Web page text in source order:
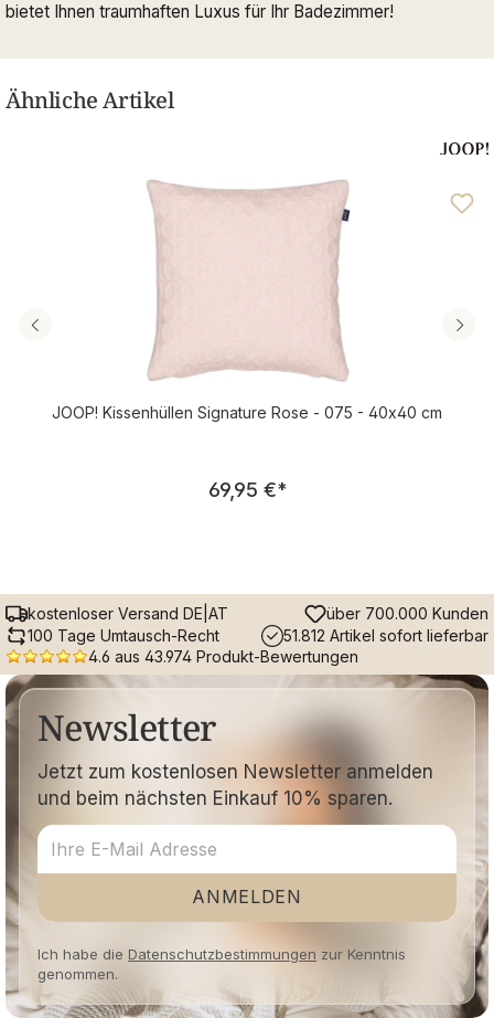
bietet Ihnen traumhaften Luxus für Ihr Badezimmer!
Ähnliche Artikel
JOOP! Kissenhüllen Signature Rose - 075 - 40x40 cm
Regulärer Preis:
69,95 €*
kostenloser Versand DE|AT
über 700.000 Kunden
100 Tage Umtausch-Recht
51.812 Artikel sofort lieferbar
4.6 aus 43.974 Produkt-Bewertungen
Newsletter
Jetzt zum kostenlosen Newsletter anmelden
und beim nächsten Einkauf 10% sparen.
ANMELDEN
Ich habe die Datenschutzbestimmungen zur Kenntnis
genommen.